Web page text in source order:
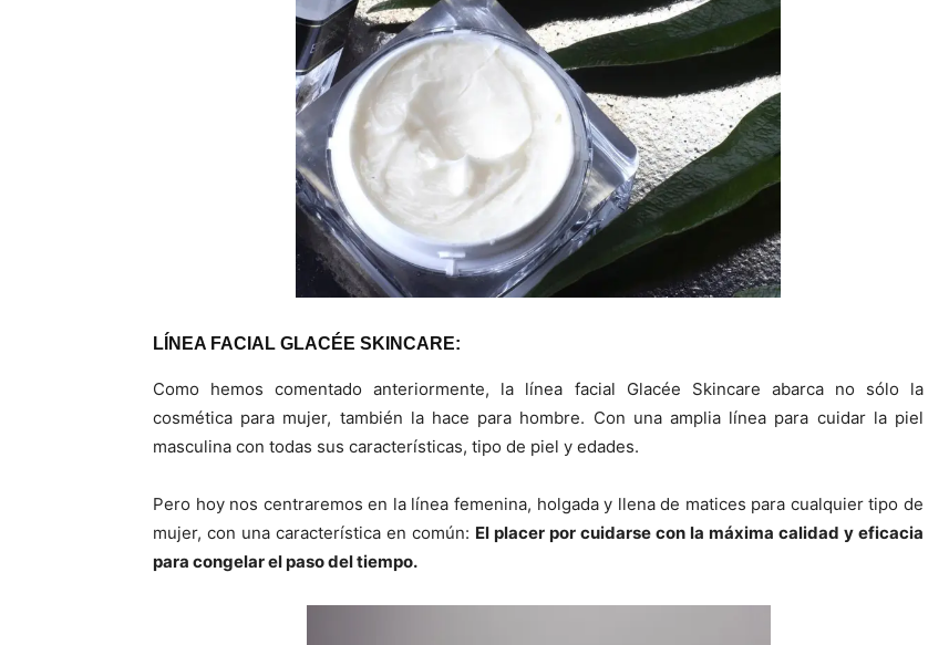
LÍNEA FACIAL GLACÉE SKINCARE:
Como hemos comentado anteriormente, la línea facial Glacée Skincare abarca no sólo la
cosmética para mujer, también la hace para hombre. Con una amplia línea para cuidar la piel
masculina con todas sus características, tipo de piel y edades.
Pero hoy nos centraremos en la línea femenina, holgada y llena de matices para cualquier tipo de
mujer, con una característica en común: El placer por cuidarse con la máxima calidad y eficacia
para congelar el paso del tiempo.